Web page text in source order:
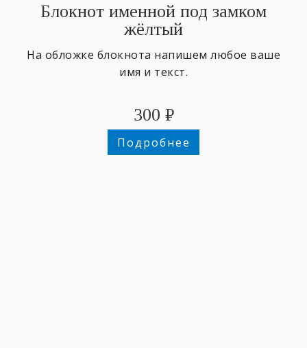
Блокнот именной под замком
жёлтый
На обложке блокнота напишем любое ваше
имя и текст.
300 ₽
Подробнее